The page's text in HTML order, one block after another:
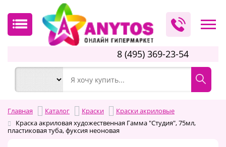
8 (495) 369-23-54
Главная Каталог Краски
Краски акриловые
Краска акриловая художественная Гамма "Студия", 75мл,
пластиковая туба, фуксия неоновая